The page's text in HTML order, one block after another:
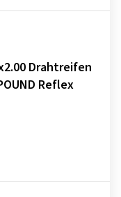
Drahtreifen
Reflex